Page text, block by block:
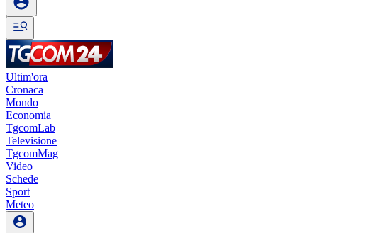
Ultim'ora
Cronaca
Mondo
Economia
TgcomLab
Televisione
TgcomMag
Video
Schede
Sport
Meteo